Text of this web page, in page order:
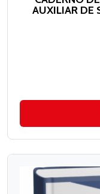
AUXILIAR DE